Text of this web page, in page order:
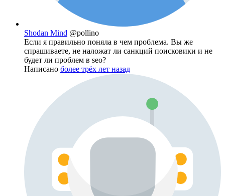
Shodan Mind @pollino
Если я правильно поняла в чем проблема. Вы же
спрашиваете, не наложат ли санкций поисковики и не
будет ли проблем в seo?
Написано более трёх лет назад